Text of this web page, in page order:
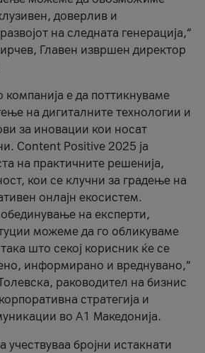
доверлив и
на следната генерација,“
Главен извршен директор
компанија е да поттикнуваме
на дигиталните технологии и
за иновации кои носат
Content Positive 2025 ја
на практичните решенија,
кои се клучни за градење на
онлајн екосистем.
на експерти,
можеме да го обликуваме
што секој корисник ќе се
информирано и вреднувано,“
раководител на бизнис
стратегија и
во А1 Македонија.
учествуваа бројни истакнати